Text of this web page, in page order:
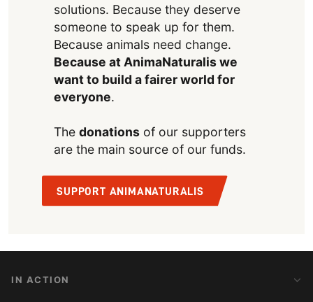
solutions. Because they deserve
someone to speak up for them.
Because animals need change.
Because at AnimaNaturalis we
want to build a fairer world for
everyone.
The donationsof our supporters
are the main source of our funds.
SUPPORT ANIMANATURALIS
IN ACTION